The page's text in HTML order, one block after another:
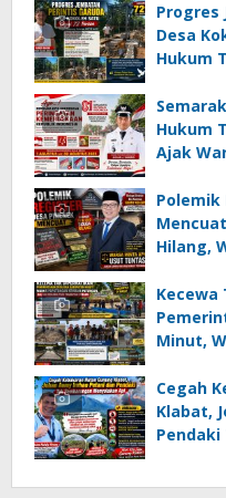
Progres
Desa
Hukum
Hukum
Ajak
Polemik
Hilang,
Kumtua
Minut,
Cegah
Klabat,